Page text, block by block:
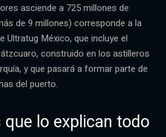
asciende a 725 millones de
de 9 millones) corresponde a la
Ultratug México, que incluye el
construido en los astilleros
y que pasará a formar parte de
del puerto.
lo explican todo